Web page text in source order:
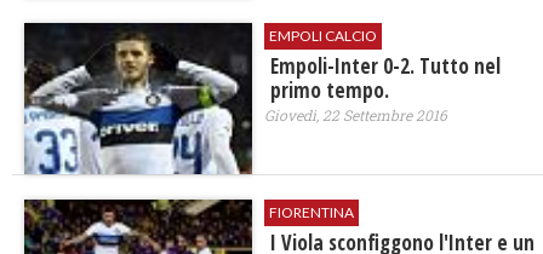
EMPOLI CALCIO
Empoli-Inter 0-2. Tutto nel
primo tempo.
Giovedì, 22 Settembre 2016
FIORENTINA
I Viola sconfiggono l'Inter e un